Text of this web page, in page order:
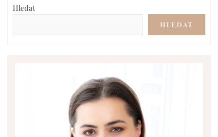
Hledat
HLEDAT